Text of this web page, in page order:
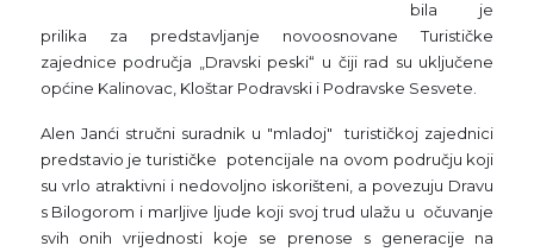
bila je
prilika za predstavljanje novoosnovane Turističke
zajednice područja „Dravski peski“ u čiji rad su uključene
općine Kalinovac, Kloštar Podravski i Podravske Sesvete.
Alen Janći stručni suradnik u "mladoj" turističkoj zajednici
predstavio je turističke potencijale na ovom području koji
su vrlo atraktivni i nedovoljno iskorišteni, a povezuju Dravu
s Bilogorom i marljive ljude koji svoj trud ulažu u očuvanje
svih onih vrijednosti koje se prenose s generacije na